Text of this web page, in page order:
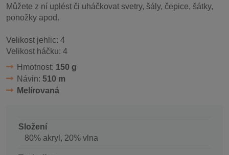
Můžete z ní uplést či uháčkovat svetry, šály, čepice, šátky,
ponožky apod.
Velikost jehlic: 4
Velikost háčku: 4
Hmotnost: 150 g
Návin: 510 m
Melírovaná
Složení
80% akryl, 20% vlna